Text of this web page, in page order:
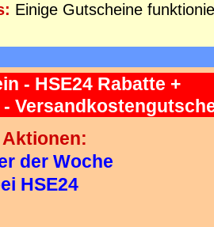
Einige Gutscheine
- HSE24 Rabatte +
der Woche
HSE24